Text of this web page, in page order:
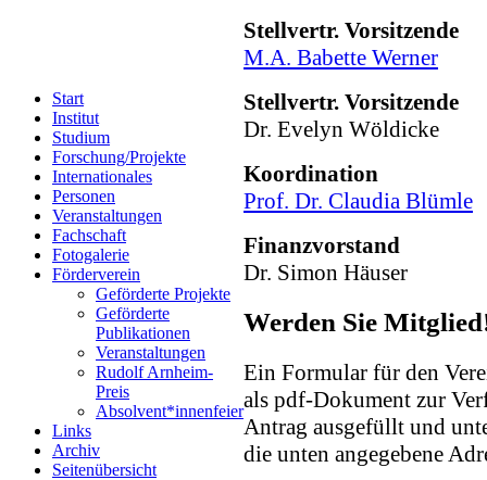
Start
Institut
Studium
Forschung/Projekte
Internationales
Personen
Veranstaltungen
Fachschaft
Fotogalerie
Förderverein
Geförderte Projekte
Geförderte
Publikationen
Veranstaltungen
Rudolf Arnheim-
Preis
Absolvent*innenfeier
Links
Archiv
Seitenübersicht
Stellvertr. Vorsitzende
M.A. Babette Werner
Stellvertr. Vorsitzende
Dr. Evelyn Wöldicke
Koordination
Prof. Dr. Claudia Blümle
Finanzvorstand
Dr. Simon Häuser
Werden Sie
Ein Formular für den
als pdf-Dokument zur
Antrag ausgefüllt und
die unten angegebene